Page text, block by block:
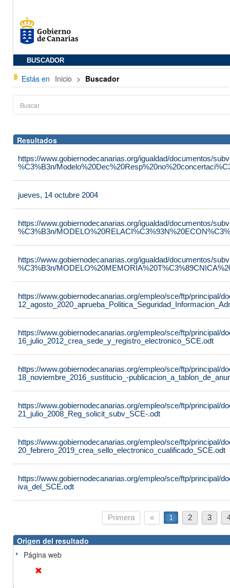
BUSCADOR
Estás en Inicio > Buscador
Resultados
https://www.gobiernodecanarias.org/igualdad/documentos/
%C3%B3n/
jueves, 14 octubre 2004
https://www.gobiernodecanarias.org/igualdad/documentos/
%C3%B3n/
https://www.gobiernodecanarias.org/igualdad/documentos/
%C3%B3n/
https://www.gobiernodecanarias.org/empleo/sce/ftp/principal/
https://www.gobiernodecanarias.org/empleo/sce/ftp/principal/
16_julio_2012_crea_sede_y_registro_electronico_SCE.odt
https://www.gobiernodecanarias.org/empleo/sce/ftp/principal/
18_noviembre_2016_sustitucio_-
https://www.gobiernodecanarias.org/empleo/sce/ftp/principal/
21_julio_2008_Reg_solicit_subv_SCE-.odt
https://www.gobiernodecanarias.org/empleo/sce/ftp/principal/
20_febrero_2019_crea_sello_electronico_cualificado_SCE.odt
https://www.gobiernodecanarias.org/empleo/sce/ftp/principal/
iva_del_SCE.odt
Primera « 1 2 3
Origen del resultado
Página web